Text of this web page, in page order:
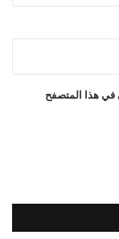
في هذا المتصفح